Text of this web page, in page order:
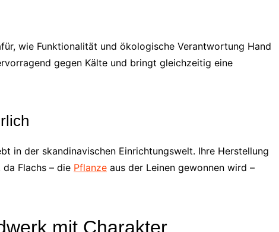
wie Funktionalität und ökologische Verantwortung Hand
gegen Kälte und bringt gleichzeitig eine
in der skandinavischen Einrichtungswelt. Ihre Herstellung
Flachs – die Pflanze aus der Leinen gewonnen wird –
mit Charakter